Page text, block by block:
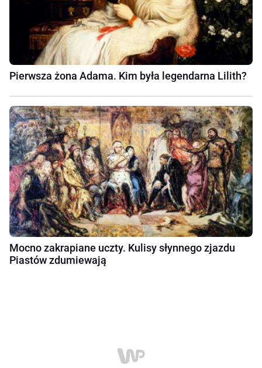
Pierwsza żona Adama. Kim była legendarna Lilith?
Mocno zakrapiane uczty. Kulisy słynnego zjazdu
Piastów zdumiewają